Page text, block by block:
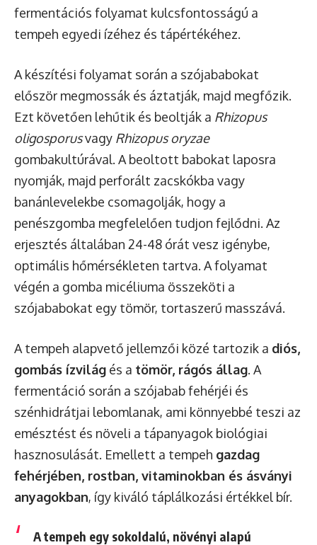
fermentációs folyamat kulcsfontosságú a
tempeh egyedi ízéhez és tápértékéhez.
A készítési folyamat során a szójababokat
először megmossák és áztatják, majd megfőzik.
Ezt követően lehűtik és beoltják a Rhizopus
oligosporusvagy Rhizopus oryzae
gombakultúrával. A beoltott babokat laposra
nyomják, majd perforált zacskókba vagy
banánlevelekbe csomagolják, hogy a
penészgomba megfelelően tudjon fejlődni. Az
erjesztés általában 24-48 órát vesz igénybe,
optimális hőmérsékleten tartva. A folyamat
végén a gomba micéliuma összeköti a
szójababokat egy tömör, tortaszerű masszává.
A tempeh alapvető jellemzői közé tartozik a diós,
gombás ízvilág és a tömör, rágós állag. A
fermentáció során a szójabab fehérjéi és
szénhidrátjai lebomlanak, ami könnyebbé teszi az
emésztést és növeli a tápanyagok biológiai
hasznosulását. Emellett a tempeh gazdag
fehérjében, rostban, vitaminokban és ásványi
anyagokban, így kiváló táplálkozási értékkel bír.
A tempeh egy sokoldalú, növényi alapú